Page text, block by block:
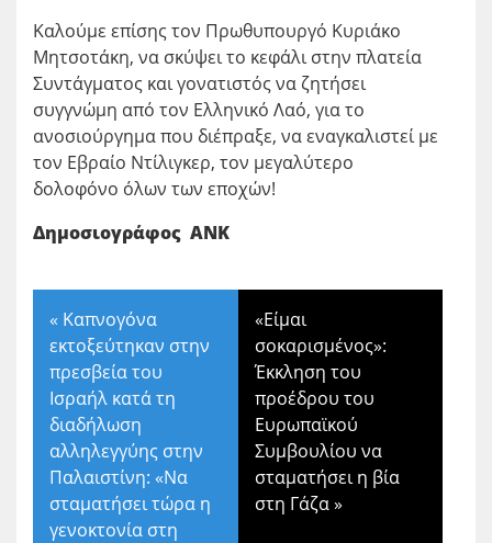
Καλούμε επίσης τον Πρωθυπουργό Κυριάκο
Μητσοτάκη, να σκύψει το κεφάλι στην πλατεία
Συντάγματος και γονατιστός να ζητήσει
συγγνώμη από τον Ελληνικό Λαό, για το
ανοσιούργημα που διέπραξε, να εναγκαλιστεί με
τον Εβραίο Ντίλιγκερ, τον μεγαλύτερο
δολοφόνο όλων των εποχών!
Δημοσιογράφος ΑΝΚ
« Καπνογόνα
εκτοξεύτηκαν στην
πρεσβεία του
Ισραήλ κατά τη
διαδήλωση
αλληλεγγύης στην
Παλαιστίνη: «Να
σταματήσει τώρα η
γενοκτονία στη
«Είμαι
σοκαρισμένος»:
Έκκληση του
προέδρου του
Ευρωπαϊκού
Συμβουλίου να
σταματήσει η βία
στη Γάζα»